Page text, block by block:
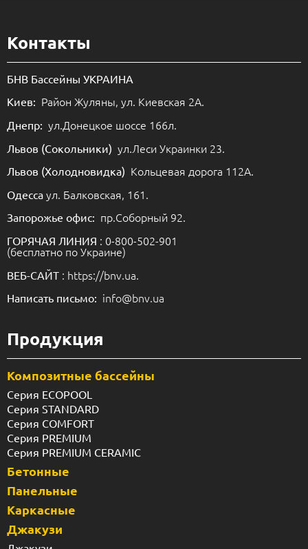
Контакты
БНВ Бассейны УКРАИНА
Киев: Район Жуляны, ул. Киевская 2А.
Днепр: ул.Донецкое шоссе 166л.
Львов (Сокольники) ул.Леси Украинки 23.
Львов (Холодновидка) Кольцевая дорога 112А.
Одесса ул. Балковская, 161.
Запорожье офис: пр.Соборный 92.
ГОРЯЧАЯ ЛИНИЯ : 0-800-502-901
(бесплатно по Украине)
ВЕБ-САЙТ : https://bnv.ua.
Написать письмо: info@bnv.ua
Продукция
Композитные бассейны
Серия ECOPOOL
Серия STANDARD
Серия COMFORT
Серия PREMIUM
Серия PREMIUM CERAMIC
Бетонные
Панельные
Каркасные
Джакузи